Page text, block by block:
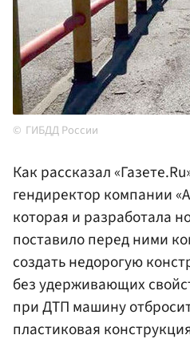
ГИБДД России
Как рассказал
гендиректор компании
которая и разработала
поставило перед ними
создать недорогую
без удерживающих
при ДТП машину
пластиковая